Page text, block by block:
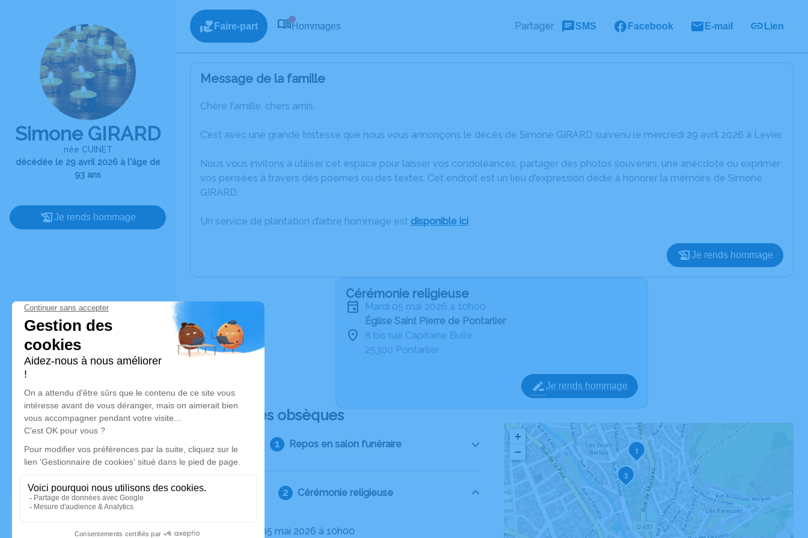
Simone GIRARD
née CUINET
décédée le 29 avril 2026 à l'âge de
93 ans
Je rends hommage
Faire-part Hommages Partager SMS Facebook E-mail Lien
Message de la famille
Chère famille, chers amis,
C’est avec une grande tristesse que nous vous annonçons le décès de Simone GIRARD survenu le mercredi 29 avril 2026 à Levier.
Nous vous invitons à utiliser cet espace pour laisser vos condoléances, partager des photos souvenirs, une anecdote ou exprimer
vos pensées à travers des poèmes ou des textes. Cet endroit est un lieu d'expression dédié à honorer la mémoire de Simone
GIRARD.
Un service de plantation d’arbre hommage est disponible ici.
Je rends hommage
Cérémonie religieuse
mardi 05 mai 2026 à 10h00
Église Saint Pierre de Pontarlier
8 bis rue Capitaine Bulle
25300 Pontarlier
Je rends hommage
Déroulé des obsèques
Repos en salon funéraire
Cérémonie religieuse
Le mardi 05 mai 2026 à 10h00
1
3
+
−